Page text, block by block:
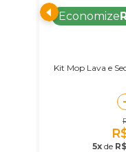
Economize
Kit Mop Lava e
-
5xde